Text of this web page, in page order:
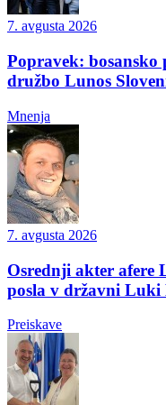
7. avgusta 2026
Popravek: bosansko
družbo Lunos
Mnenja
7. avgusta 2026
Osrednji akter afere
posla v državni Luki
Preiskave